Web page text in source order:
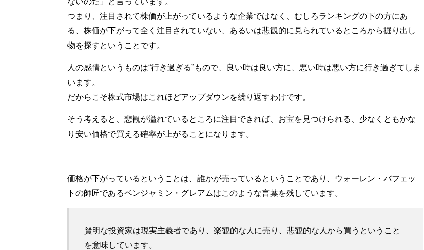
つまり、注目されて株価が上がっているような企業ではなく、むしろランキングの下の方にあ
る、株価が下がって全く注目されていない、あるいは悲観的に見られているところから掘り出し
物を探すということです。
人の感情というものは“行き過ぎる”もので、良い時は良い方に、悪い時は悪い方に行き過ぎてしま
います。
だからこそ株式市場はこれほどアップダウンを繰り返すわけです。
そう考えると、悲観が溢れているところに注目できれば、お宝を見つけられる、少なくともかな
り安い価格で買える確率が上がることになります。
価格が下がっているということは、誰かが売っているということであり、ウォーレン・バフェッ
トの師匠であるベンジャミン・グレアムはこのような言葉を残しています。
賢明な投資家は現実主義者であり、楽観的な人に売り、悲観的な人から買うということ
を意味しています。